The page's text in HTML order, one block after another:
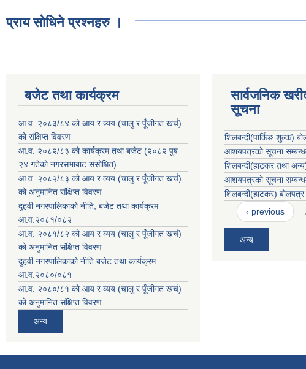
प्राय सोधिने प्रश्नहरु ।
बजेट तथा कार्यक्रम
आ.व. २०८३/८४ को आय र व्यय (चालु र पूँजीगत खर्च)
को संक्षिप्त विवरण
आ.व. २०८२/८३ को कार्यक्रम तथा बजेट (२०८२ पुष
२४ गतेको नगरसभाबाट संसोधित)
आ.व. २०८२/८३ को आय र व्यय (चालु र पूँजीगत खर्च)
को अनुमानित संक्षिप्त विवरण
दुहवी नगरपालिकाको नीति, बजेट तथा कार्यक्रम
आ.व.२०८१/०८२
आ.व. २०८१/८२ को आय र व्यय (चालु र पूँजीगत खर्च)
को अनुमानित संक्षिप्त विवरण
दुहवी नगरपालिकाको नीति बजेट तथा कार्यक्रम
आ.व.२०८०/०८१
आ.व. २०८०/८१ को आय र व्यय (चालु र पूँजीगत खर्च)
को अनुमानित संक्षिप्त विवरण
अन्य
सार्वजनिक
सूचना
शिलबन्दी(पार्किङ शुल्क)
आशयपत्रको सूचना
शिलबन्दी(हाटकर तथा
आशयपत्रको सूचना
शिलबन्दी(हाटकर)
‹ previous
अन्य